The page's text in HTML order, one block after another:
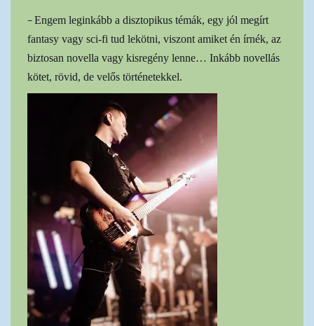
–Engem leginkább a disztopikus témák, egy jól megírt
fantasy vagy sci-fi tud lekötni, viszont amiket én írnék, az
biztosan novella vagy kisregény lenne… Inkább novellás
kötet, rövid, de velős történetekkel.